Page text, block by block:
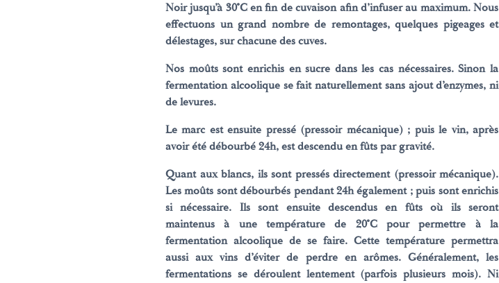
Noir jusqu’à 30°C en fin de cuvaison afin d’infuser au maximum. Nous
effectuons un grand nombre de remontages, quelques pigeages et
délestages, sur chacune des cuves.
Nos moûts sont enrichis en sucre dans les cas nécessaires. Sinon la
fermentation alcoolique se fait naturellement sans ajout d’enzymes, ni
de levures.
Le marc est ensuite pressé (pressoir mécanique) ; puis le vin, après
avoir été débourbé 24h, est descendu en fûts par gravité.
Quant aux blancs, ils sont pressés directement (pressoir mécanique).
Les moûts sont débourbés pendant 24h également ; puis sont enrichis
si nécessaire. Ils sont ensuite descendus en fûts où ils seront
maintenus à une température de 20°C pour permettre à la
fermentation alcoolique de se faire. Cette température permettra
aussi aux vins d’éviter de perdre en arômes. Généralement, les
fermentations se déroulent lentement (parfois plusieurs mois). Ni